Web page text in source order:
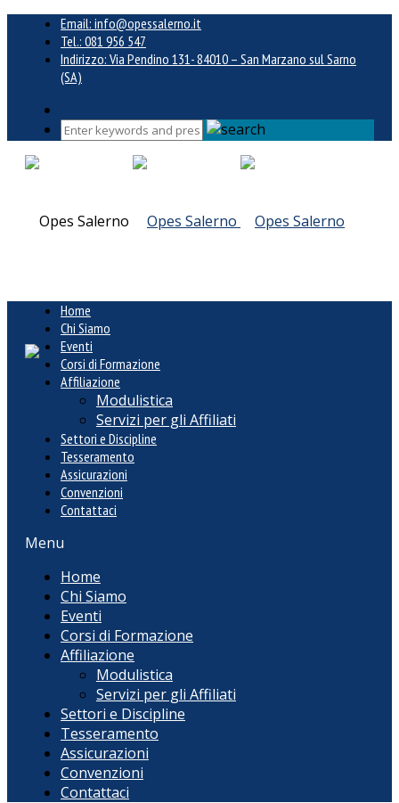
Email: info@opessalerno.it
Tel.: 081 956 547
Indirizzo: Via Pendino 131- 84010 – San Marzano sul Sarno
(SA)
Home
Chi Siamo
Eventi
Corsi di Formazione
Affiliazione
Modulistica
Servizi per gli Affiliati
Settori e Discipline
Tesseramento
Assicurazioni
Convenzioni
Contattaci
Menu
Home
Chi Siamo
Eventi
Corsi di Formazione
Affiliazione
Modulistica
Servizi per gli Affiliati
Settori e Discipline
Tesseramento
Assicurazioni
Convenzioni
Contattaci